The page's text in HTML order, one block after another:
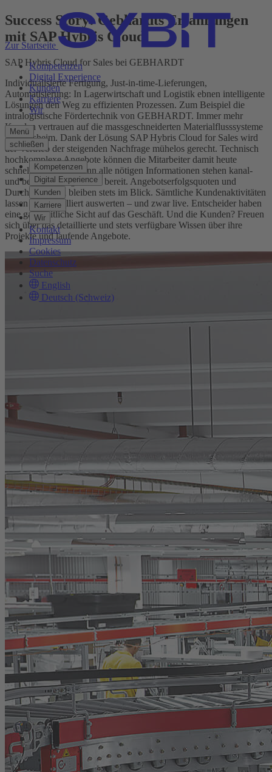
Zur Startseite
Kompetenzen
Digital Experience
Kunden
Karriere
Wir
Menü
schließen
Kompetenzen
Digital Experience
Kunden
Karriere
Wir
Kontakt
Impressum
Cookies
Datenschutz
Suche
English
Deutsch (Schweiz)
Success Story: Gebhardts Erfahrungen
mit SAP Hybris Cloud
SAP Hybris Cloud for Sales bei GEBHARDT
Individualisierte Fertigung, Just-in-time-Lieferungen,
Automatisierung: In Lagerwirtschaft und Logistik ebnen intelligente
Lösungen den Weg zu effizienten Prozessen. Zum Beispiel die
intralogistische Fördertechnik von GEBHARDT. Immer mehr
Kunden vertrauen auf die massgeschneiderten Materialflusssysteme
aus Sinsheim. Dank der Lösung SAP Hybris Cloud for Sales wird
der Vertrieb der steigenden Nachfrage mühelos gerecht. Technisch
hochkomplexe Angebote können die Mitarbeiter damit heute
schneller erstellen, denn alle nötigen Informationen stehen kanal-
und bereichsübergreifend bereit. Angebotserfolgsquoten und
Durchlaufzeiten bleiben stets im Blick. Sämtliche Kundenaktivitäten
lassen sich detailliert auswerten – und zwar live. Entscheider haben
eine ganzheitliche Sicht auf das Geschäft. Und die Kunden? Freuen
sich über das detaillierte und stets verfügbare Wissen über ihre
Projekte und laufende Angebote.